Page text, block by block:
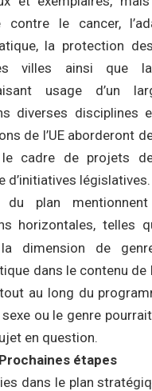
le cancer,
la protection
villes ainsi que
usage d’un
diverses disciplines
de l’UE aborderont
cadre de projets
d’initiatives législatives.
du plan mentionnent
horizontales, telles
la dimension de
dans le contenu de
au long du
ou le genre
en question.
Prochaines étapes
dans le plan